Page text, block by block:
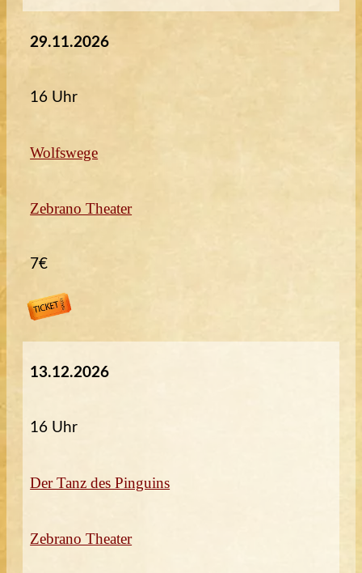
29.11.2026
16 Uhr
Wolfswege
Zebrano Theater
7€
13.12.2026
16 Uhr
Der Tanz des Pinguins
Zebrano Theater